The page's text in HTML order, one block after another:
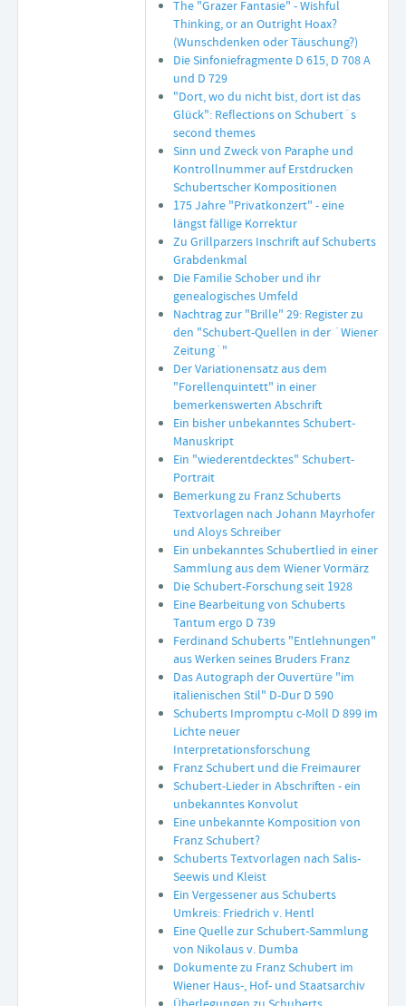
The "Grazer Fantasie" - Wishful
Thinking, or an Outright Hoax?
(Wunschdenken oder Täuschung?)
Die Sinfoniefragmente D 615, D 708 A
und D 729
"Dort, wo du nicht bist, dort ist das
Glück": Reflections on Schubert´s
second themes
Sinn und Zweck von Paraphe und
Kontrollnummer auf Erstdrucken
Schubertscher Kompositionen
175 Jahre "Privatkonzert" - eine
längst fällige Korrektur
Zu Grillparzers Inschrift auf Schuberts
Grabdenkmal
Die Familie Schober und ihr
genealogisches Umfeld
Nachtrag zur "Brille" 29: Register zu
den "Schubert-Quellen in der ´Wiener
Zeitung´"
Der Variationensatz aus dem
"Forellenquintett" in einer
bemerkenswerten Abschrift
Ein bisher unbekanntes Schubert-
Manuskript
Ein "wiederentdecktes" Schubert-
Portrait
Bemerkung zu Franz Schuberts
Textvorlagen nach Johann Mayrhofer
und Aloys Schreiber
Ein unbekanntes Schubertlied in einer
Sammlung aus dem Wiener Vormärz
Die Schubert-Forschung seit 1928
Eine Bearbeitung von Schuberts
Tantum ergo D 739
Ferdinand Schuberts "Entlehnungen"
aus Werken seines Bruders Franz
Das Autograph der Ouvertüre "im
italienischen Stil" D-Dur D 590
Schuberts Impromptu c-Moll D 899 im
Lichte neuer
Interpretationsforschung
Franz Schubert und die Freimaurer
Schubert-Lieder in Abschriften - ein
unbekanntes Konvolut
Eine unbekannte Komposition von
Franz Schubert?
Schuberts Textvorlagen nach Salis-
Seewis und Kleist
Ein Vergessener aus Schuberts
Umkreis: Friedrich v. Hentl
Eine Quelle zur Schubert-Sammlung
von Nikolaus v. Dumba
Dokumente zu Franz Schubert im
Wiener Haus-, Hof- und Staatsarchiv